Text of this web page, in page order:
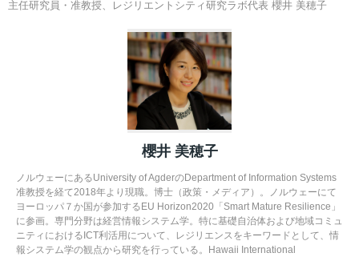
主任研究員・准教授、レジリエントシティ研究ラボ代表 櫻井 美穂子
櫻井 美穂子
ノルウェーにあるUniversity of AgderのDepartment of Information Systems
准教授を経て2018年より現職。博士（政策・メディア）。ノルウェーにて
ヨーロッパ７か国が参加するEU Horizon2020「Smart Mature Resilience」
に参画。専門分野は経営情報システム学。特に基礎自治体および地域コミュ
ニティにおけるICT利活用について、レジリエンスをキーワードとして、情
報システム学の観点から研究を行っている。Hawaii International